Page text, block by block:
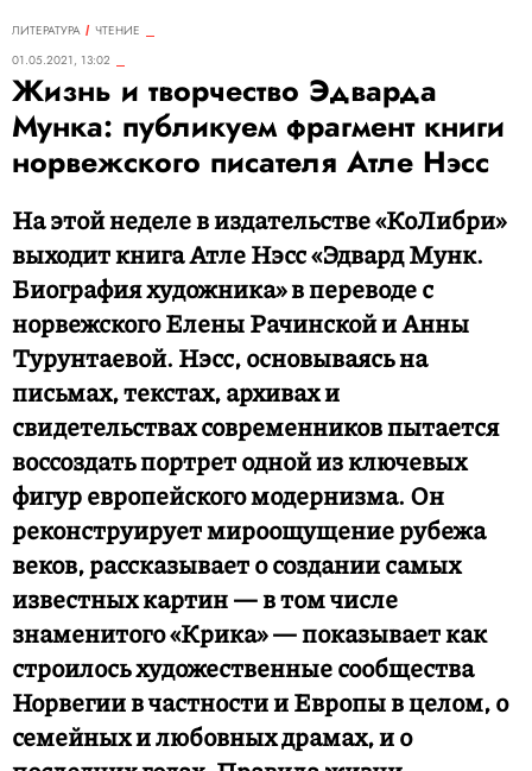
ЛИТЕРАТУРА
ЧТЕНИЕ
01.05.2021, 13:02
Жизнь и творчество Эдварда
Мунка: публикуем фрагмент книги
норвежского писателя Атле Нэсс
На этой неделе в издательстве «КоЛибри»
выходит книга Атле Нэсс «Эдвард Мунк.
Биография художника» в переводе с
норвежского Елены Рачинской и Анны
Турунтаевой. Нэсс, основываясь на
письмах, текстах, архивах и
свидетельствах современников пытается
воссоздать портрет одной из ключевых
фигур европейского модернизма. Он
реконструирует мироощущение рубежа
веков, рассказывает о создании самых
известных картин — в том числе
знаменитого «Крика» — показывает как
строилось художественные сообщества
Норвегии в частности и Европы в целом, о
семейных и любовных драмах, и о